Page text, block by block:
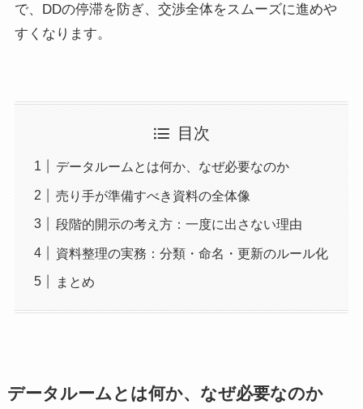
で、DDの停滞を防ぎ、交渉全体をスムーズに進めや
すくなります。
目次
データルームとは何か、なぜ必要なのか
売り手が準備すべき資料の全体像
段階的開示の考え方：一度に出さない理由
資料整理の実務：分類・命名・更新のルール化
まとめ
データルームとは何か、なぜ必要なのか